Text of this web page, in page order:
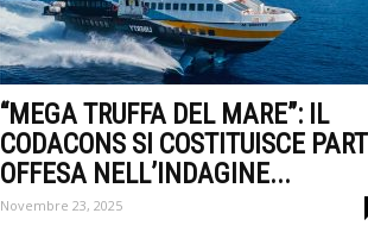
“MEGA TRUFFA DEL MARE”: IL
CODACONS SI COSTITUISCE
OFFESA NELL’INDAGINE...
Novembre 23, 2025